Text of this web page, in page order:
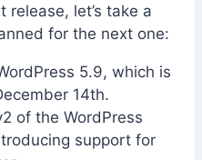
let’s take a
for the next one:
5.9, which is
14th.
of the WordPress
support for